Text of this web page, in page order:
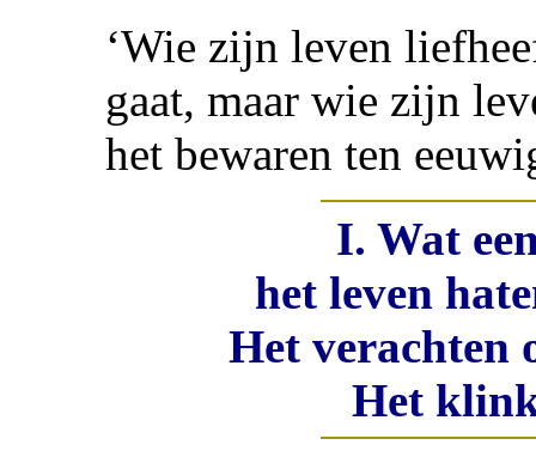
‘Wie zijn leven
gaat, maar wie zijn
het bewaren ten
I. Wat
het leven
Het verachten
Het